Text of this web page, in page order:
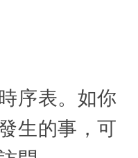
序表。如你
生的事，可